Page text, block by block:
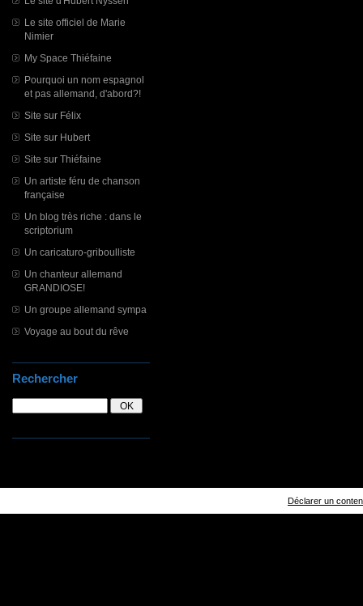
Le site officiel de Marie
Nimier
My Space Thiéfaine
Pourquoi un nom espagnol
et pas allemand, d'abord?!
Site sur Félix
Site sur Hubert
Site sur Thiéfaine
Un artiste féru de chanson
française
Un blog très riche : dans le
scriptorium
Un caricaturo-griboulliste
Un chanteur allemand
GRANDIOSE!
Un groupe allemand sympa
Voyage au bout du rêve
Rechercher
Déclarer un